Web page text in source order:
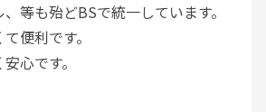
等も殆どBSで統一しています。
便利です。
心です。